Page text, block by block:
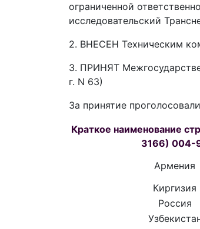
ограниченной
исследовательский
2. ВНЕСЕН Техническим
3. ПРИНЯТ
г. N 63)
За принятие
Краткое наименование
3166) 004-
Армения
Киргизия
Россия